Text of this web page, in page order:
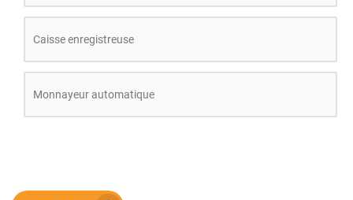
Caisse enregistreuse
Monnayeur automatique